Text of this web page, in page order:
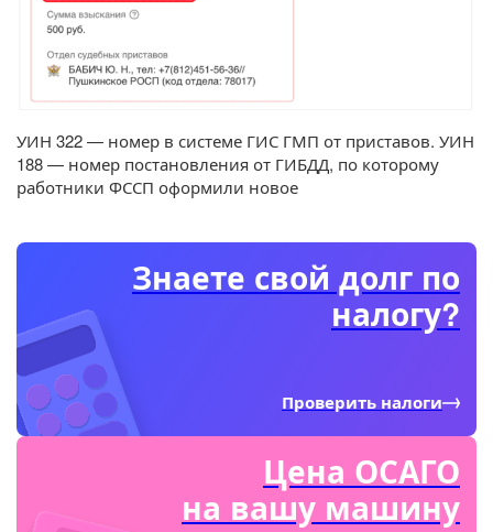
УИН 322 — номер в системе ГИС ГМП от приставов. УИН
188 — номер постановления от ГИБДД, по которому
работники ФССП оформили новое
Знаете свой долг по
налогу?
Проверить налоги
Цена ОСАГО
на вашу машину